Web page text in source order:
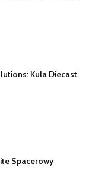
Kula Diecast
Spacerowy